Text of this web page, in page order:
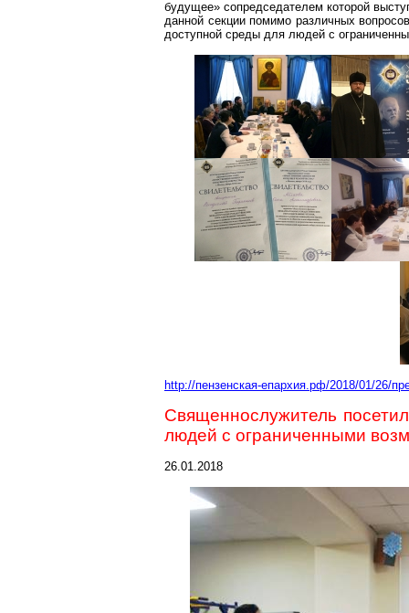
будущее» сопредседателемкоторой
данной секции помимо различных
доступной среды для людей с
http://пензенская-епархия.рф/2018/01/26/
Священнослужитель
людей с ограниченными
26.01.2018